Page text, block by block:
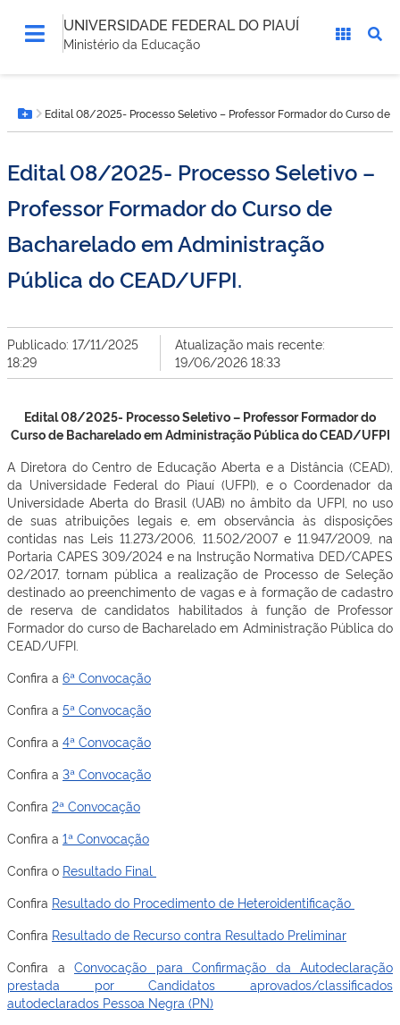
UNIVERSIDADE FEDERAL DO PIAUÍ
Ministério da Educação
está
aqui:Botão Menu
Edital 08/2025- Processo Seletivo – Professor Formador do Curso de
Edital 08/2025- Processo Seletivo –
Professor Formador do Curso de
Bacharelado em Administração
Pública do CEAD/UFPI.
Publicado: 17/11/2025
18:29
Atualização mais recente:
19/06/2026 18:33
Edital 08/2025- Processo Seletivo – Professor Formador do
Curso de Bacharelado em Administração Pública do CEAD/UFPI
A Diretora do Centro de Educação Aberta e a Distância (CEAD),
da Universidade Federal do Piauí (UFPI), e o Coordenador da
Universidade Aberta do Brasil (UAB) no âmbito da UFPI, no uso
de suas atribuições legais e, em observância às disposições
contidas nas Leis 11.273/2006, 11.502/2007 e 11.947/2009, na
Portaria CAPES 309/2024 e na Instrução Normativa DED/CAPES
02/2017, tornam pública a realização de Processo de Seleção
destinado ao preenchimento de vagas e à formação de cadastro
de reserva de candidatos habilitados à função de Professor
Formador do curso de Bacharelado em Administração Pública do
CEAD/UFPI.
Confira a 6ª Convocação
Confira a 5ª Convocação
Confira a 4ª Convocação
Confira a 3ª Convocação
Confira 2ª Convocação
Confira a 1ª Convocação
Confira o Resultado Final
Confira Resultado do Procedimento de Heteroidentificação
Confira Resultado de Recurso contra Resultado Preliminar
Confira a Convocação para Confirmação da Autodeclaração
prestada por Candidatos aprovados/classificados
autodeclarados Pessoa Negra (PN)